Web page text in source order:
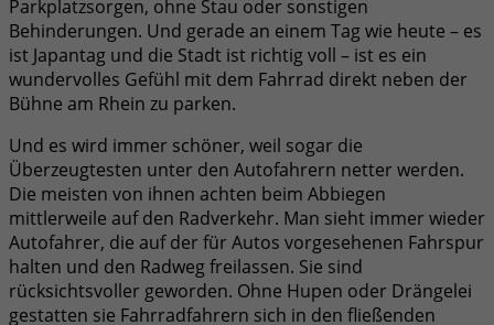
Parkplatzsorgen, ohne Stau oder sonstigen
Behinderungen. Und gerade an einem Tag wie heute – es
ist Japantag und die Stadt ist richtig voll – ist es ein
wundervolles Gefühl mit dem Fahrrad direkt neben der
Bühne am Rhein zu parken.
Und es wird immer schöner, weil sogar die
Überzeugtesten unter den Autofahrern netter werden.
Die meisten von ihnen achten beim Abbiegen
mittlerweile auf den Radverkehr. Man sieht immer wieder
Autofahrer, die auf der für Autos vorgesehenen Fahrspur
halten und den Radweg freilassen. Sie sind
rücksichtsvoller geworden. Ohne Hupen oder Drängelei
gestatten sie Fahrradfahrern sich in den fließenden